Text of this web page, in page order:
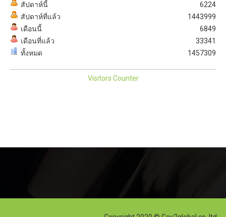
สัปดาห์นี้
สัปดาห์ที่แล้ว
เดือนนี้
เดือนที่แล้ว
ทั้งหมด
6224
1443999
6849
33341
1457309
Visitors Counter